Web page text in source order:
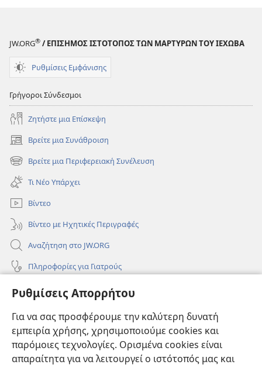
Ρυθμίσεις Απορρήτου
Για να σας προσφέρουμε την καλύτερη δυνατή
εμπειρία χρήσης, χρησιμοποιούμε cookies και
παρόμοιες τεχνολογίες. Ορισμένα cookies είναι
απαραίτητα για να λειτουργεί ο ιστότοπός μας και
JW.ORG® / ΕΠΙΣΗΜΟΣ ΙΣΤΟΤΟΠΟΣ ΤΩΝ ΜΑΡΤΥΡΩΝ ΤΟΥ ΙΕΧΩΒΑ
Ρυθμίσεις Εμφάνισης
Γρήγοροι Σύνδεσμοι
Ζητήστε μια Επίσκεψη
Βρείτε μια Συνάθροιση
(ανοίγει
νέο
παράθυρο)
Βρείτε μια Περιφερειακή Συνέλευση
(ανοίγει
νέο
παράθυρο)
Τι Νέο Υπάρχει
Βίντεο
Βίντεο με Ηχητικές Περιγραφές
Αναζήτηση στο JW.ORG
Πληροφορίες για Γιατρούς
Πληροφορίες για Επίσημους Φορείς και ΜΜΕ
Συνεισφορές
(ανοίγει
παράθυρο)